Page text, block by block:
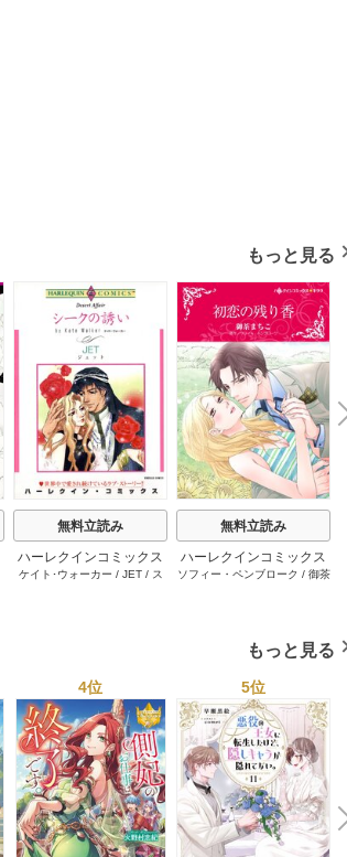
もっと見る
無料立読み
ハーレクインコミックス
セット 2026年 vol.1001
ケイト･ウォーカー / JET/ ス
無料立読み
ハーレクインコミックス
セット 2026年 vol.1062
ソフィー・ペンブローク / 御茶
一ノ関りん子
N
e
x
t
もっと見る
4位 5位
N
e
x
t